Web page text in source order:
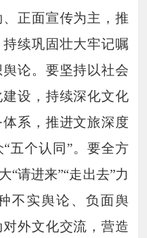
正面宣传为主，推
续巩固壮大牢记嘱
论。要坚持以社会
设，持续深化文化
系，推进文旅深度
五个认同”。要全方
“请进来”“走出去”力
不实舆论、负面舆
外文化交流，营造